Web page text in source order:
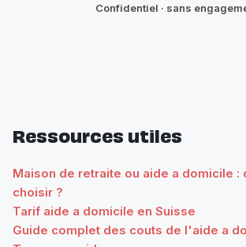
Confidentiel · sans
Ressources utiles
Maison de retraite ou aide a domicile :
choisir ?
Tarif aide a domicile en Suisse
Guide complet des couts de l'aide a